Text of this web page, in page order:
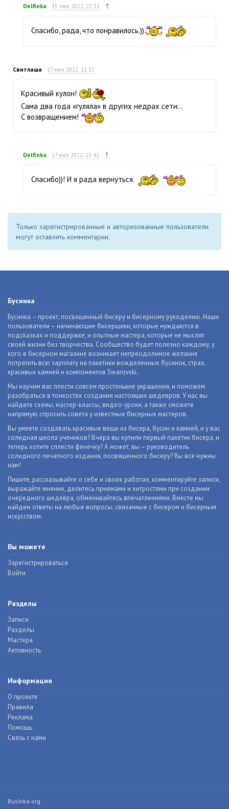
Delfinka 15 мая 2022, 22:31 ↑
Спасибо, рада, что понравилось.))
Свитлаша 17 мая 2022, 11:32
Красивый кулон!
Сама два года «гуляла» в других недрах сети…
С возвращением!
Delfinka 17 мая 2022, 15:42 ↑
Спасибо))! И я рада вернуться.
Только зарегистрированные и авторизованные пользователи
могут оставлять комментарии.
Бусинка
Бусинка – проект, посвященный бисеру и бисерному рукоделию. Наши
пользователи – начинающие бисерщики, которые нуждаются в
подсказках и поддержке, и опытные мастера, которые не мыслят
своей жизни без творчества. Сообщество будет полезно каждому, у
кого в бисерном магазине возникает непреодолимое желание
потратить всю зарплату на пакетики вожделенных бусинок, страз,
красивых камней и компонентов Swarovski.
Мы научим вас плести совсем простенькие украшения, и поможем
разобраться в тонкостях создания настоящих шедевров. У нас вы
найдете схемы, мастер-классы, видео-уроки, а также сможете
напрямую спросить совета у известных бисерных мастеров.
Вы умеете создавать красивые вещи из бисера, бусин и камней, и у вас
солидная школа учеников? Вчера вы купили первый пакетик бисера, и
теперь хотите сплести фенечку? А может, вы – руководитель
солидного печатного издания, посвященного бисеру? Вы все нужны
нам!
Пишите, рассказывайте о себе и своих работах, комментируйте записи,
выражайте мнение, делитесь приемами и хитростями при создании
очередного шедевра, обменивайтесь впечатлениями. Вместе мы
найдем ответы на любые вопросы, связанные с бисером и бисерным
искусством.
Вы можете
Зарегистрироваться
Войти
Разделы
Записи
Разделы
Мастера
Активность
Информация
О проекте
Правила
Реклама
Помощь
Связь с нами
Businka.org